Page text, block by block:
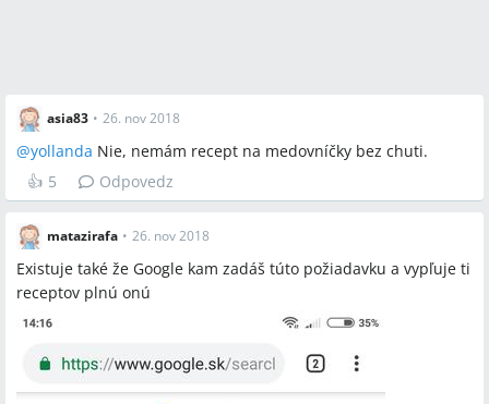
asia83 • 26. nov 2018
@yollanda Nie, nemám recept na medovníčky bez chuti.
👍 5 Odpovedz
matazirafa • 26. nov 2018
Existuje také že Google kam zadáš túto požiadavku a vypľuje ti
receptov plnú onú